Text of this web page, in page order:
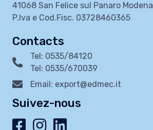
41068 San Felice sul Panaro Modena
P.Iva e Cod.Fisc. 03728460365
Contacts
Tel: 0535/84120
Tel: 0535/670039
Email: export@edmec.it
Suivez-nous